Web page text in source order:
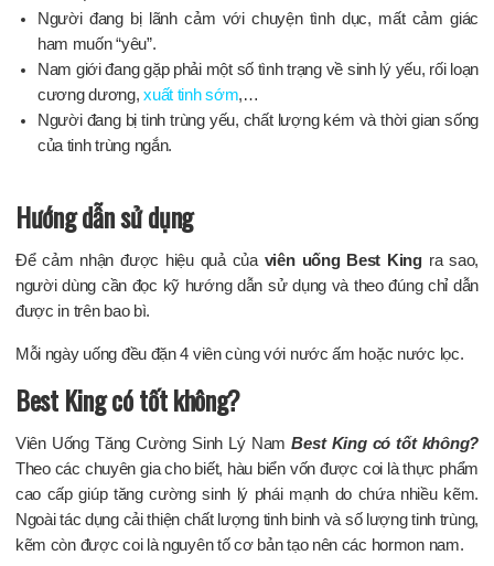
Người đang bị lãnh cảm với chuyện tình dục, mất cảm giác
ham muốn “yêu”.
Nam giới đang gặp phải một số tình trạng về sinh lý yếu, rối loạn
cương dương,xuất tinh sớm,…
Người đang bị tinh trùng yếu, chất lượng kém và thời gian sống
của tinh trùng ngắn.
Hướng dẫn sử dụng
Để cảm nhận được hiệu quả của viên uống Best Kingra sao,
người dùng cần đọc kỹ hướng dẫn sử dụng và theo đúng chỉ dẫn
được in trên bao bì.
Mỗi ngày uống đều đặn 4 viên cùng với nước ấm hoặc nước lọc.
Best King có tốt không?
Viên Uống Tăng Cường Sinh Lý NamBest King có tốt không?
Theo các chuyên gia cho biết, hàu biển vốn được coi là thực phẩm
cao cấp giúp tăng cường sinh lý phái mạnh do chứa nhiều kẽm.
Ngoài tác dụng cải thiện chất lượng tinh binh và số lượng tinh trùng,
kẽm còn được coi là nguyên tố cơ bản tạo nên các hormon nam.